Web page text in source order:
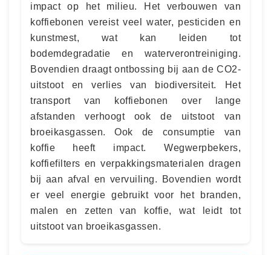
impact op het milieu. Het verbouwen van
koffiebonen vereist veel water, pesticiden en
kunstmest, wat kan leiden tot
bodemdegradatie en waterverontreiniging.
Bovendien draagt ontbossing bij aan de CO2-
uitstoot en verlies van biodiversiteit. Het
transport van koffiebonen over lange
afstanden verhoogt ook de uitstoot van
broeikasgassen. Ook de consumptie van
koffie heeft impact. Wegwerpbekers,
koffiefilters en verpakkingsmaterialen dragen
bij aan afval en vervuiling. Bovendien wordt
er veel energie gebruikt voor het branden,
malen en zetten van koffie, wat leidt tot
uitstoot van broeikasgassen.